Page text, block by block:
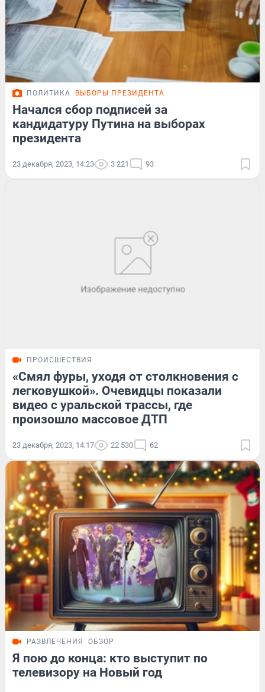
ПОЛИТИКА ВЫБОРЫ ПРЕЗИДЕНТА
Начался сбор подписей за
кандидатуру Путина на выборах
президента
23 декабря, 2023, 14:23 3 221 93
ПРОИСШЕСТВИЯ
«Смял фуры, уходя от столкновения с
легковушкой». Очевидцы показали
видео с уральской трассы, где
произошло массовое ДТП
23 декабря, 2023, 14:17 22 530 62
РАЗВЛЕЧЕНИЯ ОБЗОР
Я пою до конца: кто выступит по
телевизору на Новый год